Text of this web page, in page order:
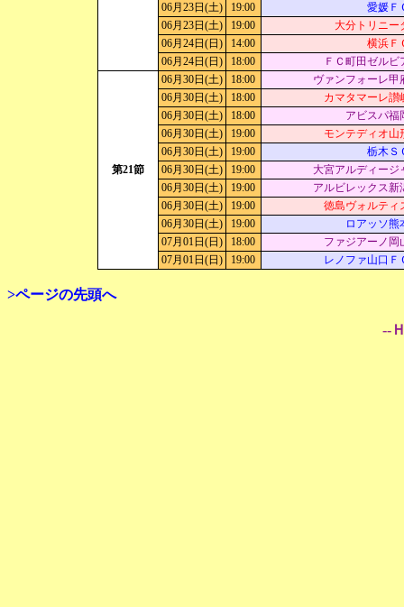
06月23日(土)
19:00
愛媛Ｆ
06月23日(土)
19:00
大分トリニー
06月24日(日)
14:00
横浜Ｆ
06月24日(日)
18:00 ＦＣ町田ゼルビ
第21節
06月30日(土) 18:00
ヴァンフォーレ甲
06月30日(土)
18:00
カマタマーレ讃
06月30日(土)
18:00
アビスパ福
06月30日(土)
19:00
モンテディオ山
06月30日(土)
19:00
栃木Ｓ
06月30日(土)
19:00
大宮アルディージ
06月30日(土)
19:00
アルビレックス新
06月30日(土)
19:00
徳島ヴォルティ
06月30日(土)
19:00
ロアッソ熊
07月01日(日)
18:00
ファジアーノ岡
07月01日(日)
19:00 レノファ山口Ｆ
>ページの先頭へ
--